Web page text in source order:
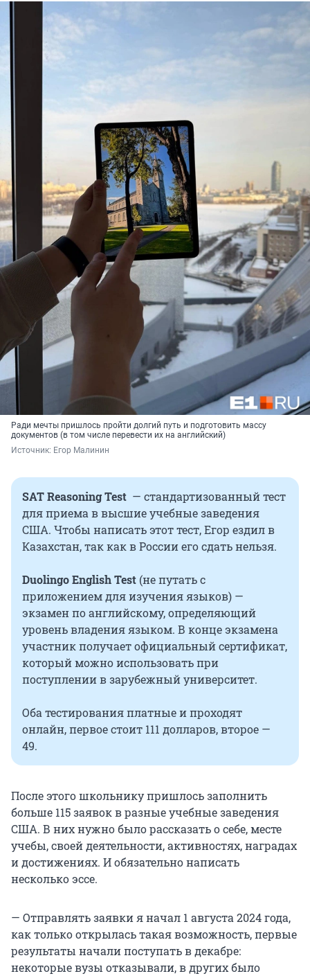
Ради мечты пришлось пройти долгий путь и подготовить массу
документов (в том числе перевести их на английский)
Источник: Егор Малинин
SAT Reasoning Test — стандартизованный тест
для приема в высшие учебные заведения
США. Чтобы написать этот тест, Егор ездил в
Казахстан, так как в России его сдать нельзя.
Duolingo English Test (не путать с
приложением для изучения языков) —
экзамен по английскому, определяющий
уровень владения языком. В конце экзамена
участник получает официальный сертификат,
который можно использовать при
поступлении в зарубежный университет.
Оба тестирования платные и проходят
онлайн, первое стоит 111 долларов, второе —
49.
После этого школьнику пришлось заполнить
больше 115 заявокв разные учебные заведения
США. В них нужно было рассказать о себе, месте
учебы, своей деятельности, активностях, наградах
и достижениях. И обязательно написать
несколько эссе.
— Отправлять заявки я начал 1 августа 2024 года,
как только открылась такая возможность, первые
результаты начали поступать в декабре:
некоторые вузы отказывали, в других было